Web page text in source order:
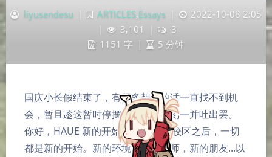
夜间模式
liyusendesu ARTICLES,Essays
2022-10-08 2:05
3,101
3
1151 字
5 分钟
国庆小长假结束了，有很多想说的话一直找不到机
会，暂且趁这暂时停摆和复苏的时刻一并吐出罢。
你好，HAUE 新的开始 转专业到新校区之后，一切
都是新的开始。新的环境，新的老师，新的朋友...以